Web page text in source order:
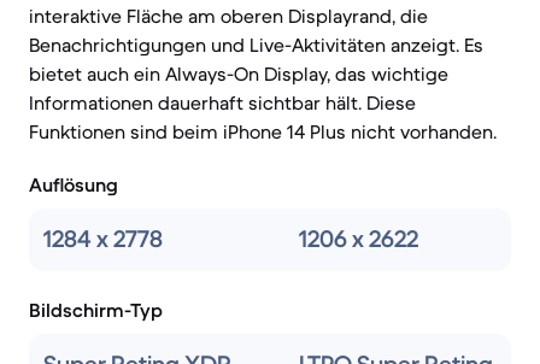
interaktive Fläche am oberen Displayrand, die
Benachrichtigungen und Live-Aktivitäten anzeigt. Es
bietet auch ein Always-On Display, das wichtige
Informationen dauerhaft sichtbar hält. Diese
Funktionen sind beim iPhone 14 Plus nicht vorhanden.
Auflösung
1284 x 2778 1206 x 2622
Bildschirm-Typ